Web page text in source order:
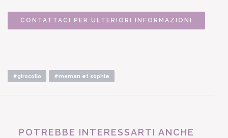
CONTATTACI PER ULTERIORI INFORMAZIONI
#girocollo #maman et sophie
POTREBBE INTERESSARTI ANCHE